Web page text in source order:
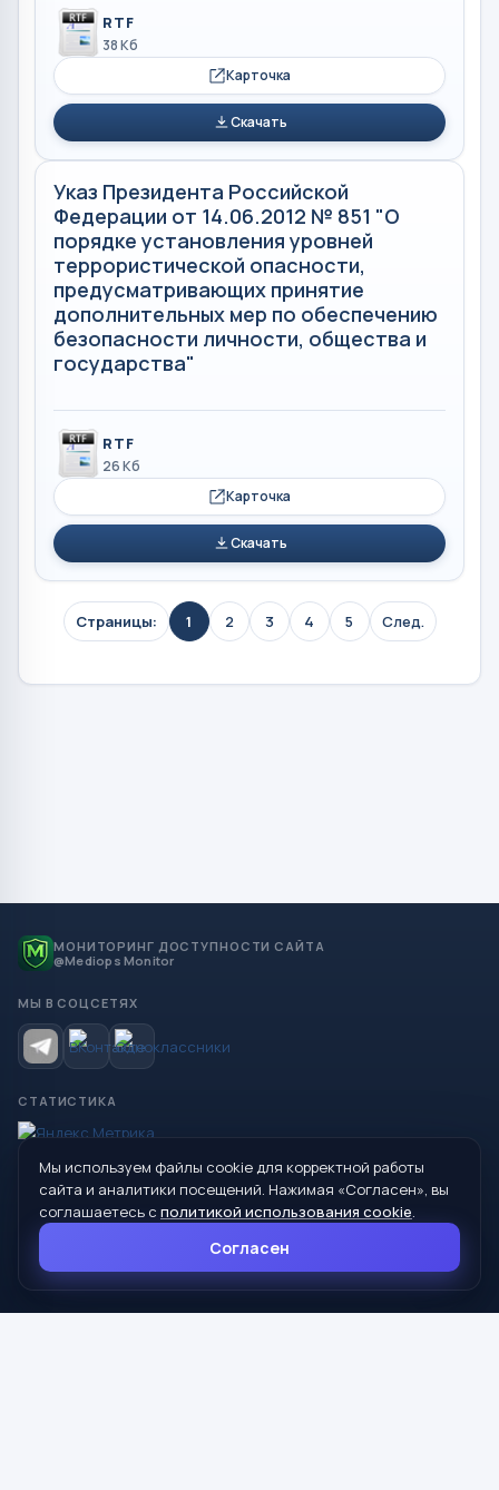
RTF
38 Кб
Карточка
Скачать
Указ Президента Российской
Федерации от 14.06.2012 № 851 "О
порядке установления уровней
террористической опасности,
предусматривающих принятие
дополнительных мер по обеспечению
безопасности личности, общества и
государства"
RTF
26 Кб
Карточка
Скачать
Страницы: 1 2 3 4 5 След.
МОНИТОРИНГ ДОСТУПНОСТИ САЙТА
@Mediops Monitor
МЫ В СОЦСЕТЯХ
СТАТИСТИКА
© 2026 Управление образования Администрации МО
Сухой Лог
624800, Свердловская область, г. Сухой Лог, ул. Кирова, дом 7
8 (34373) 4-33-85
Мы используем файлы cookie для корректной работы
сайта и аналитики посещений. Нажимая «Согласен», вы
соглашаетесь с политикой использования cookie.
Согласен